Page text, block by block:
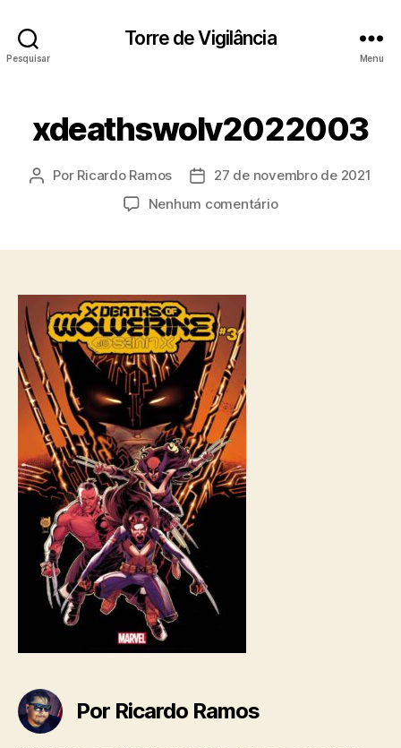
Pesquisar
Torre de Vigilância
Menu
xdeathswolv2022003
Autor
Por Ricardo Ramos
Data27 de novembro de 2021
Nenhum comentárioem
Por Ricardo Ramos